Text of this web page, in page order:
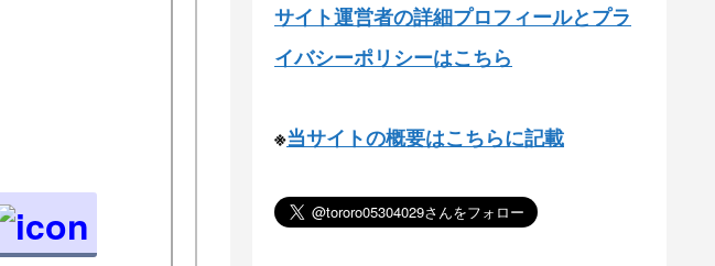
サイト運営者の詳細プロフィールとプラ
イバシーポリシーはこちら
※当サイトの概要はこちらに記載